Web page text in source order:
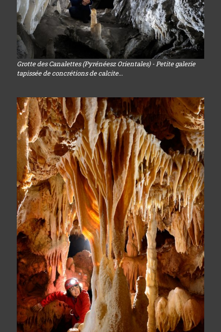
Grotte des Canalettes (Pyrénéesz Orientales) - Petite galerie
tapissée de concrétions de calcite...